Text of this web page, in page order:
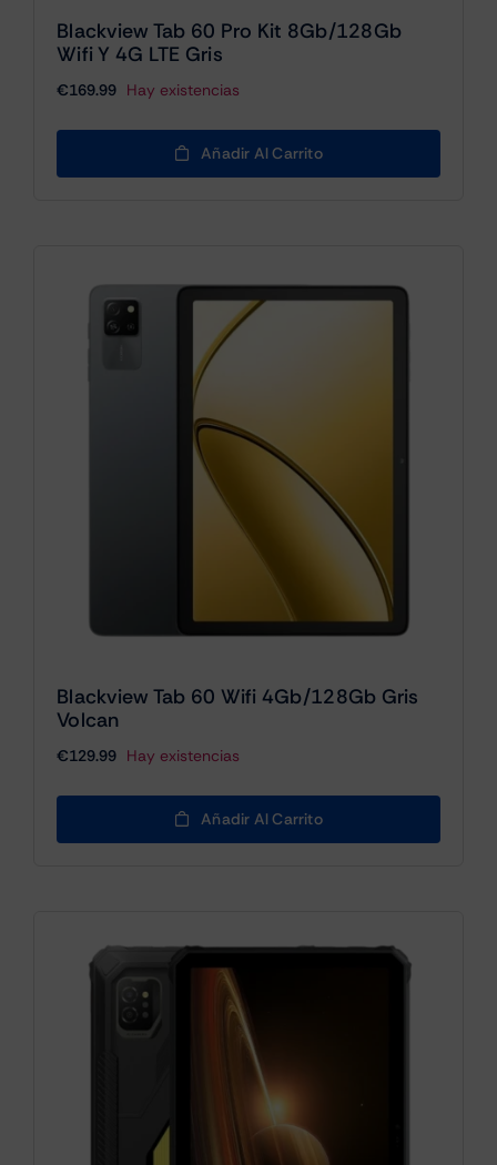
Blackview Tab 60 Pro Kit 8Gb/128Gb
Wifi Y 4G LTE Gris
€169.99 Hay existencias
Añadir Al Carrito
Blackview Tab 60 Wifi 4Gb/128Gb Gris
Volcan
€129.99 Hay existencias
Añadir Al Carrito